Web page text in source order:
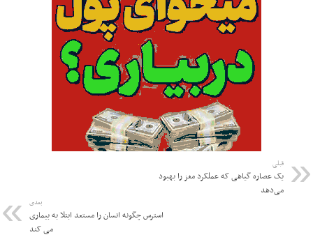
قبلی
یک عصاره گیاهی که عملکرد مغز را بهبود
می‌دهد
بعدی
استرس چگونه انسان را مستعد ابتلا به بیماری
می کند